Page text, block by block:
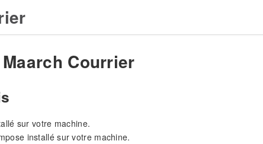
Courrier
sur votre machine.
installé sur votre machine.